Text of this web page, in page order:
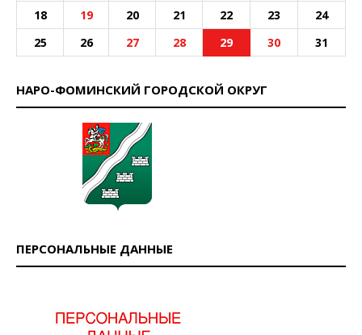
18 19 20 21 22 23
24
25
26 27 28 29 30 31
НАРО-ФОМИНСКИЙ ГОРОДСКОЙ ОКРУГ
ПЕРСОНАЛЬНЫЕ ДАННЫЕ